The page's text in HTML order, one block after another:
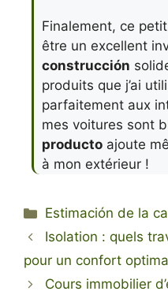
Finalement, ce petit
être un excellent
construcción
produits que j’ai
parfaitement aux
mes voitures sont
producto ajoute
à mon extérieur !
Categorías
Estimación de la
Isolation : quels
pour un confort
Cours immobilier